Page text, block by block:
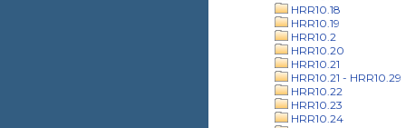
HRR10.18
HRR10.19
HRR10.2
HRR10.20
HRR10.21
HRR10.21 - HRR10.29
HRR10.22
HRR10.23
HRR10.24